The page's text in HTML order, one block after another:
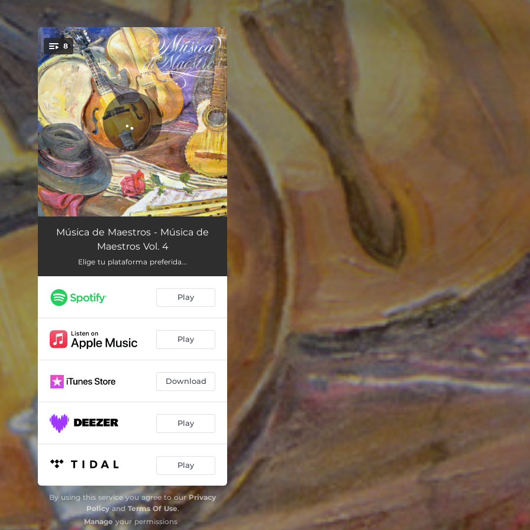
You're all set!
8
Tu Ausencia 03:08
Qhunuskiwa 05:36
Suspiros 03:18
Suite Aymara: Wiraxucha, Invocación, Awki-Awki, Cuando Florezcan las Habas 15:39
Música de Maestros - Música de
Maestros Vol. 4
Elige tu plataforma preferida...
Play
Play
Download
Play
Play
By using this service you agree to ourPrivacy
Policyand Terms Of Use.
Manage your permissions